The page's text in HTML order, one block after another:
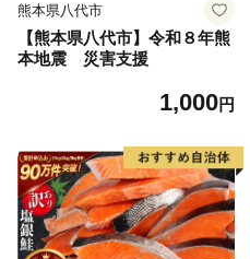
熊本県八代市
【熊本県八代市】令和８年熊
本地震 災害支援
1,000円